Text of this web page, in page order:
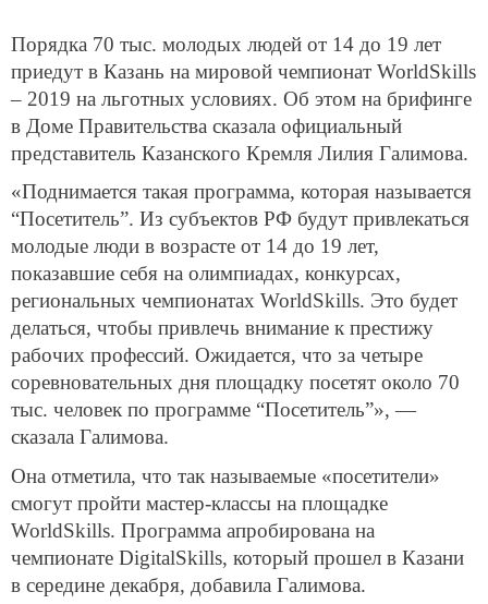
Порядка 70 тыс. молодых людей от 14 до 19 лет
приедут в Казань на мировой чемпионат WorldSkills
– 2019 на льготных условиях. Об этом на брифинге
в Доме Правительства сказала официальный
представитель Казанского Кремля Лилия Галимова.
«Поднимается такая программа, которая называется
“Посетитель”. Из субъектов РФ будут привлекаться
молодые люди в возрасте от 14 до 19 лет,
показавшие себя на олимпиадах, конкурсах,
региональных чемпионатах WorldSkills. Это будет
делаться, чтобы привлечь внимание к престижу
рабочих профессий. Ожидается, что за четыре
соревновательных дня площадку посетят около 70
тыс. человек по программе “Посетитель”», —
сказала Галимова.
Она отметила, что так называемые «посетители»
смогут пройти мастер-классы на площадке
WorldSkills. Программа апробирована на
чемпионате DigitalSkills, который прошел в Казани
в середине декабря, добавила Галимова.